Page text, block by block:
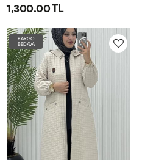
1-
4042
2-
4446
3-
4850
4-
5254
1,300.00 TL
KARGO
BEDAVA